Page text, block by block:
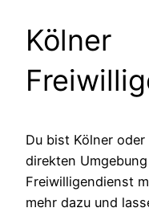
Kölner
Du bist Kölner
direkten
Freiwilligendienst
mehr dazu und